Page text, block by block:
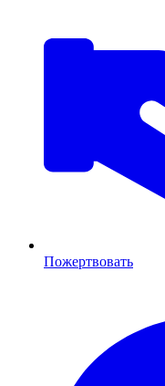
Пожертвовать